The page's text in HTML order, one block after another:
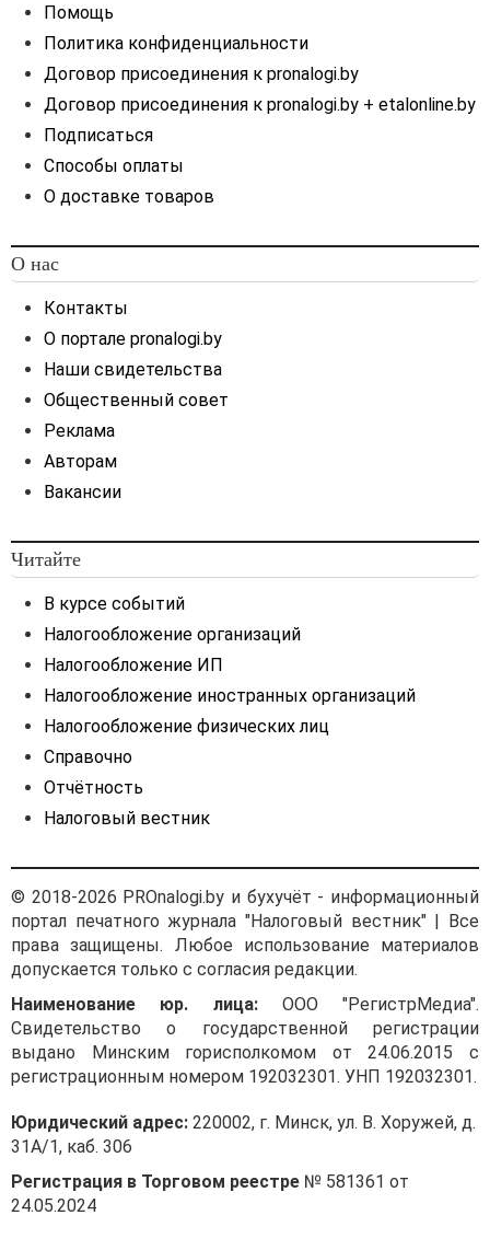
Помощь
Политика конфиденциальности
Договор присоединения к pronalogi.by
Договор присоединения к pronalogi.by + etalonline.by
Подписаться
Способы оплаты
О доставке товаров
О нас
Контакты
О портале pronalogi.by
Наши свидетельства
Общественный совет
Реклама
Авторам
Вакансии
Читайте
В курсе событий
Налогообложение организаций
Налогообложение ИП
Налогообложение иностранных организаций
Налогообложение физических лиц
Справочно
Отчётность
Налоговый вестник
© 2018-2026 PROnalogi.by и бухучёт - информационный
портал печатного журнала "Налоговый вестник" | Все
права защищены. Любое использование материалов
допускается только с согласия редакции.
Наименование юр. лица:ООО "РегистрМедиа".
Свидетельство о государственной регистрации
выдано Минским горисполкомом от 24.06.2015 с
регистрационным номером 192032301. УНП 192032301.
Юридический адрес: 220002, г. Минск, ул. В. Хоружей, д.
31А/1, каб. 306
Регистрация в Торговом реестре № 581361 от
24.05.2024